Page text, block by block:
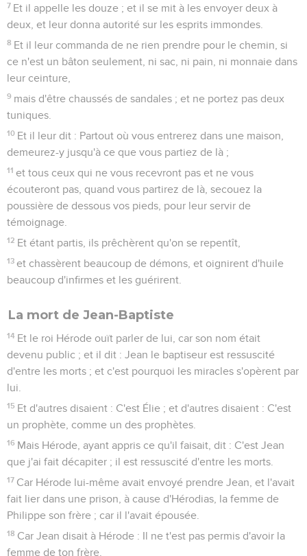
7 Et il appelle les douze ; et il se mit à les envoyer deux à
deux, et leur donna autorité sur les esprits immondes.
8 Et il leur commanda de ne rien prendre pour le chemin, si
ce n'est un bâton seulement, ni sac, ni pain, ni monnaie dans
leur ceinture,
9 mais d'être chaussés de sandales ; et ne portez pas deux
tuniques.
10 Et il leur dit : Partout où vous entrerez dans une maison,
demeurez-y jusqu'à ce que vous partiez de là ;
11 et tous ceux qui ne vous recevront pas et ne vous
écouteront pas, quand vous partirez de là, secouez la
poussière de dessous vos pieds, pour leur servir de
témoignage.
12 Et étant partis, ils prêchèrent qu'on se repentît,
13 et chassèrent beaucoup de démons, et oignirent d'huile
beaucoup d'infirmes et les guérirent.
La mort de Jean-Baptiste
14 Et le roi Hérode ouït parler de lui, car son nom était
devenu public ; et il dit : Jean le baptiseur est ressuscité
d'entre les morts ; et c'est pourquoi les miracles s'opèrent par
lui.
15 Et d'autres disaient : C'est Élie ; et d'autres disaient : C'est
un prophète, comme un des prophètes.
16 Mais Hérode, ayant appris ce qu'il faisait, dit : C'est Jean
que j'ai fait décapiter ; il est ressuscité d'entre les morts.
17 Car Hérode lui-même avait envoyé prendre Jean, et l'avait
fait lier dans une prison, à cause d'Hérodias, la femme de
Philippe son frère ; car il l'avait épousée.
18 Car Jean disait à Hérode : Il ne t'est pas permis d'avoir la
femme de ton frère.